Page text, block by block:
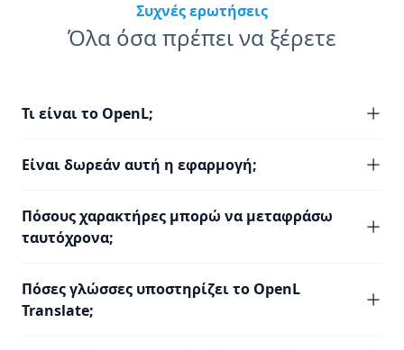
Συχνές ερωτήσεις
Όλα όσα πρέπει να ξέρετε
Τι είναι το OpenL;
Είναι δωρεάν αυτή η εφαρμογή;
Πόσους χαρακτήρες μπορώ να μεταφράσω
ταυτόχρονα;
Πόσες γλώσσες υποστηρίζει το OpenL
Translate;